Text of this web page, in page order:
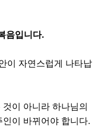
음입니다.
이 자연스럽게 나타납
이 아니라 하나님의
이 바뀌어야 합니다.